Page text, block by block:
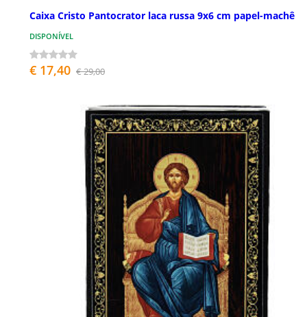
Caixa Cristo Pantocrator laca russa 9x6 cm papel-machê
DISPONÍVEL
€ 17,40 € 29,00